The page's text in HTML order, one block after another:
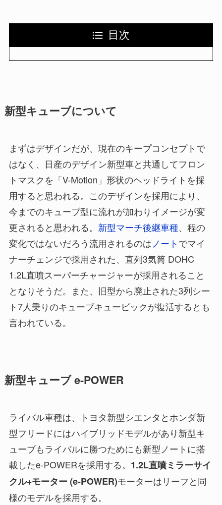
目次
新型キューブについて
まずはデザインだが、現在のキープコンセプトで
はなく、日産のデザイン新型車と共通してフロン
トマスクを「V-Motion」形状のヘッドライトを採
用すると思われる。このデザインを採用により、
今までのキューブ型に流れが加わりイメージが変
更されると思われる。 新型マーチ後継車種、程の
変化ではないだろう流用されるのは ノートでマイ
ナーチェンジで採用された、直列3気筒 DOHC
1.2L直噴スーパーチャージャーが採用されること
となりそうだ。また、旧型から廃止された3列シー
ト7人乗りのキューブキュービックが復活するとも
言われている。
新型キューブ e-POWER
ライバル車種は、トヨタ新型シエンタとホンダ新
型フリードにはハイブリッドモデルがあり新型キ
ューブもライバルに勝つためにも新型ノートに搭
載したe-POWERを採用する。 1.2L直噴ミラーサイ
クル+モーター (e-POWER)モーターはリーフと同
様のモデルを採用する。